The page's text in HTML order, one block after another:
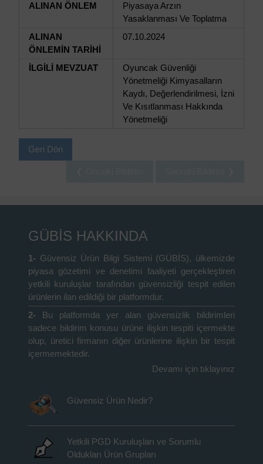
ALINAN ÖNLEM
Piyasaya Arzın
Yasaklanması Ve Toplatma
ALINAN
ÖNLEMİN TARİHİ
07.10.2024
İLGİLİ MEVZUAT
Oyuncak Güvenliği
Yönetmeliği Kimyasalların
Kaydı, Değerlendirilmesi, İzni
Ve Kısıtlanması Hakkında
Yönetmeliği
Geri Dön
GÜBİS HAKKINDA
1- Güvensiz Ürün Bilgi Sistemi (GÜBİS), ülkemizde
piyasa gözetimi ve denetimi faaliyeti gerçekleştiren
yetkili kuruluşlar tarafından güvensizliği tespit edilen
ürünlerin ilan edildiği bir platformdur.
2-
Bu platformda yer alan güvensizlik bildirimleri
sadece bildirim konusu ürüne ilişkin tespiti içermekte
olup, üretici firmanın diğer ürünlerine ilişkin bir tespit
içermemektedir.
Devamı için tıklayınız
Güvensiz Ürün Nedir?
Yetkili PGD Kuruluşları ve Sorumlu
Oldukları Ürün Grupları